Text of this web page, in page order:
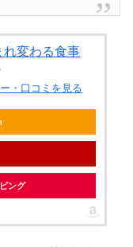
れ変わる食事
・口コミを見る
ング